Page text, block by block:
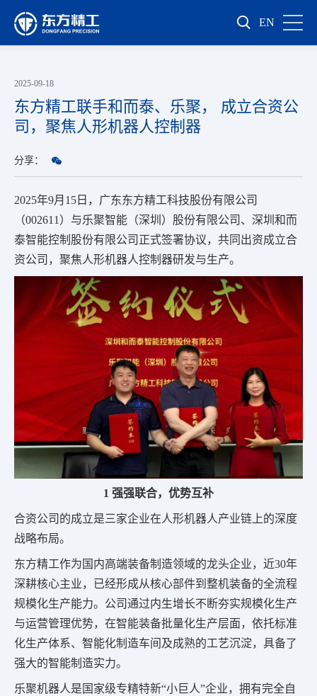
EN
2025-09-18
东方精工联手和而泰、乐聚， 成立合资公
司，聚焦人形机器人控制器
分享：
2025年9月15日，广东东方精工科技股份有限公司
（002611）与乐聚智能（深圳）股份有限公司、深圳和而
泰智能控制股份有限公司正式签署协议，共同出资成立合
资公司，聚焦人形机器人控制器研发与生产。
1 强强联合，优势互补
合资公司的成立是三家企业在人形机器人产业链上的深度
战略布局。
东方精工作为国内高端装备制造领域的龙头企业，近30年
深耕核心主业，已经形成从核心部件到整机装备的全流程
规模化生产能力。公司通过内生增长不断夯实规模化生产
与运营管理优势，在智能装备批量化生产层面，依托标准
化生产体系、智能化制造车间及成熟的工艺沉淀，具备了
强大的智能制造实力。
乐聚机器人是国家级专精特新“小巨人”企业，拥有完全自